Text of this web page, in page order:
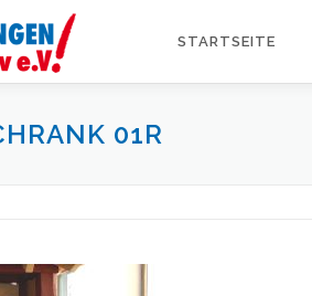
STARTSEITE
01R